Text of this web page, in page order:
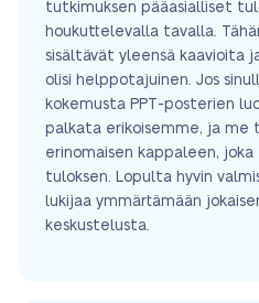
tutkimuksen pääasialliset
houkuttelevalla tavalla.
sisältävät yleensä kaavioita
olisi helppotajuinen. Jos
kokemusta PPT-posterien
palkata erikoisemme, ja me
erinomaisen kappaleen,
tuloksen. Lopulta hyvin
lukijaa ymmärtämään
keskustelusta.